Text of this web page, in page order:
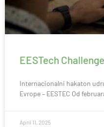
EESTech Challenge
Internacionalni hakaton
Evrope – EESTEC Od
April 11, 2025